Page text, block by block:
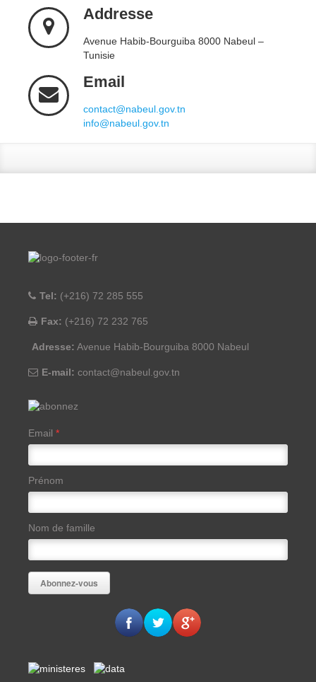
Addresse
Avenue Habib-Bourguiba 8000 Nabeul –
Tunisie
Email
contact@nabeul.gov.tn
info@nabeul.gov.tn
Tel: (+216) 72 285 555
Fax: (+216) 72 232 765
Adresse: Avenue Habib-Bourguiba 8000 Nabeul
E-mail: contact@nabeul.gov.tn
Email *
Prénom
Nom de famille